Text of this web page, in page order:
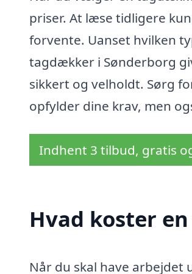
priser. At læse tidligere
forvente. Uanset hvilken
tagdækker i Sønderborg
sikkert og velholdt. Sørg
opfylder dine krav, men
Indhent 3 tilbud, gratis
Hvad koster
Når du skal have